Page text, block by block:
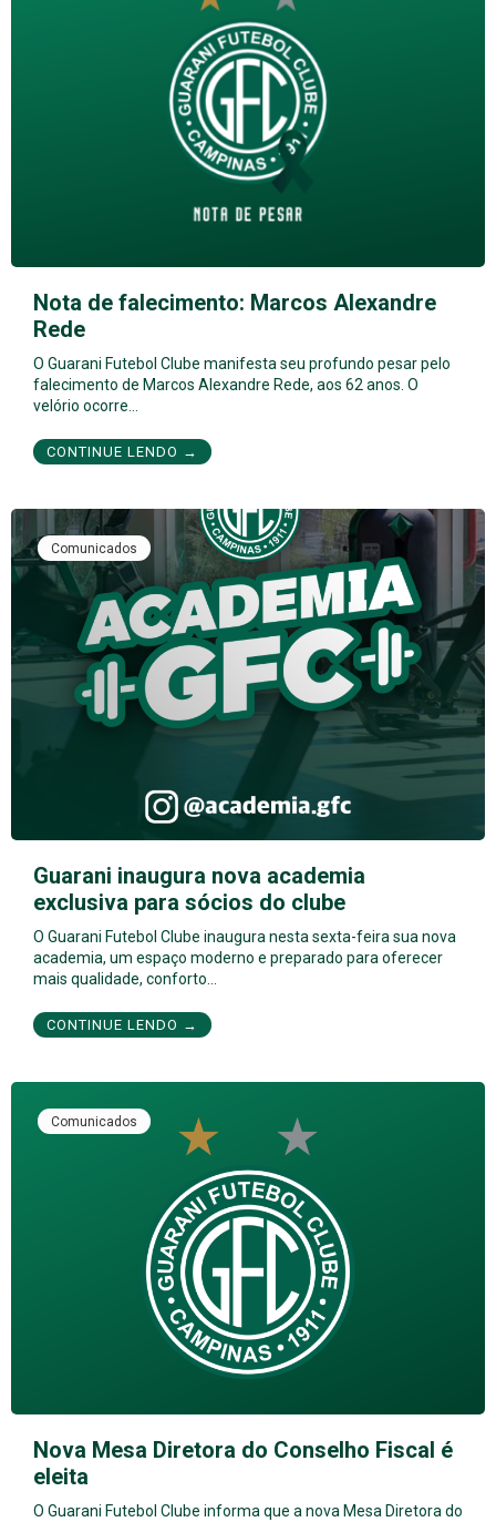
Nota de falecimento: Marcos Alexandre
Rede
O Guarani Futebol Clube manifesta seu profundo pesar pelo
falecimento de Marcos Alexandre Rede, aos 62 anos. O
velório ocorre…
CONTINUE LENDO →
Comunicados
Guarani inaugura nova academia
exclusiva para sócios do clube
O Guarani Futebol Clube inaugura nesta sexta-feira sua nova
academia, um espaço moderno e preparado para oferecer
mais qualidade, conforto…
CONTINUE LENDO →
Comunicados
Nova Mesa Diretora do Conselho Fiscal é
eleita
O Guarani Futebol Clube informa que a nova Mesa Diretora do